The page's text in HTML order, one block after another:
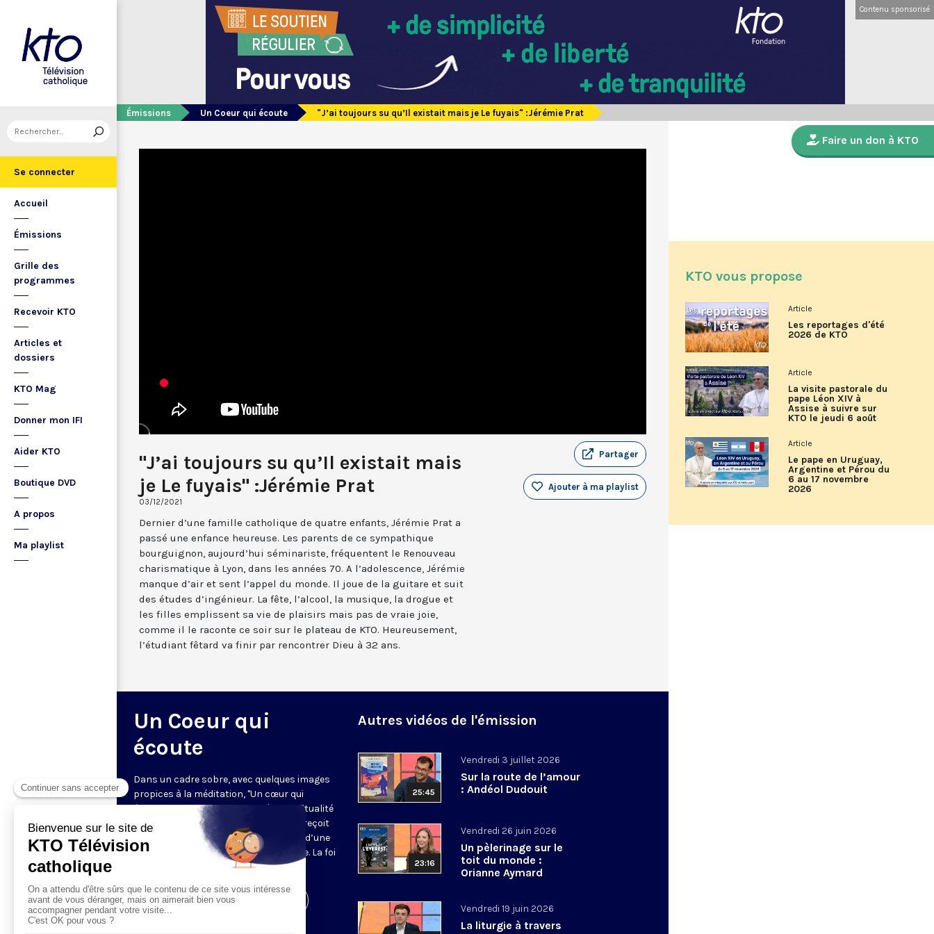
Se connecter
Accueil
Émissions
Grille des
programmes
Recevoir KTO
Articles et
dossiers
KTO Mag
Donner mon IFI
Aider KTO
Boutique DVD
A propos
Ma playlist
Contenu sponsorisé
Émissions Un Coeur qui écoute "J’ai toujours su qu’Il existait mais je Le fuyais" :Jérémie Prat
"J’ai toujours su qu’Il existait mais
je Le fuyais" :Jérémie Prat
03/12/2021
Partager
Ajouter à ma playlist
Dernier d’une famille catholique de quatre enfants, Jérémie Prat a
passé une enfance heureuse. Les parents de ce sympathique
bourguignon, aujourd’hui séminariste, fréquentent le Renouveau
charismatique à Lyon, dans les années 70. A l’adolescence, Jérémie
manque d’air et sent l’appel du monde. Il joue de la guitare et suit
des études d’ingénieur. La fête, l’alcool, la musique, la drogue et
les filles emplissent sa vie de plaisirs mais pas de vraie joie,
comme il le raconte ce soir sur le plateau de KTO. Heureusement,
l’étudiant fêtard va finir par rencontrer Dieu à 32 ans.
Un Coeur qui
écoute
Dans un cadre sobre, avec quelques images
propices à la méditation, "Un cœur qui
écoute" donne toute sa place à la spiritualité
sur le ton de l’intime. Cyril Lepeigneux reçoit
un invité pour 26 minutes d’évocation d’une
vie, d’une intense expérience spirituelle. La foi
vivante et incarnée par des témoins.
Visiter la page de l'émission
Autres vidéos de l'émission
25:45
Vendredi 3 juillet 2026
Sur la route de l’amour
: Andéol Dudouit
23:16
Vendredi 26 juin 2026
Un pèlerinage sur le
toit du monde :
Orianne Aymard
Vendredi 19 juin 2026
La liturgie à travers
Faire un don à KTO
KTO vous propose
Article
Les reportages d'été
2026 de KTO
Article
La visite pastorale du
pape Léon XIV à
Assise à suivre sur
KTO le jeudi 6 août
Article
Le pape en Uruguay,
Argentine et Pérou du
6 au 17 novembre
2026